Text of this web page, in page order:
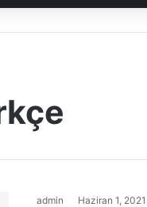
admin Haziran 1, 2021